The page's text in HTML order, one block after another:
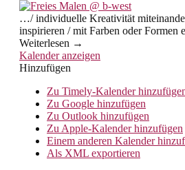
…/ individuelle Kreativität
inspirieren / mit Farben oder Formen
Weiterlesen →
Kalender anzeigen
Hinzufügen
Zu Timely-Kalender
Zu Google hinzufügen
Zu Outlook hinzufügen
Zu Apple-Kalender hinzufügen
Einem anderen Kalender
Als XML exportieren